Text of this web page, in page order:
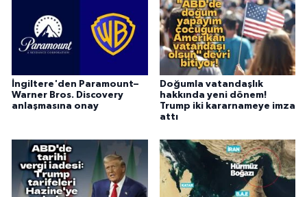
İngiltere'den Paramount–
Warner Bros. Discovery
anlaşmasına onay
Doğumla vatandaşlık
hakkında yeni dönem!
Trump iki kararnameye imza
attı